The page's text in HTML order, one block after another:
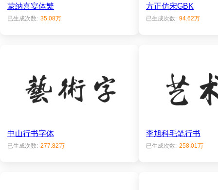
蒙纳喜宴体繁
已生成次数: 35.08万
方正仿宋GBK
已生成次数: 94.62万
中山行书字体
已生成次数: 277.82万
李旭科毛笔行书
已生成次数: 258.01万